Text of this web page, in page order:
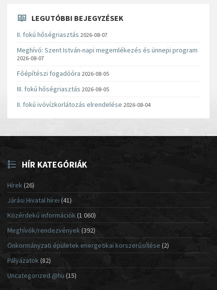
LEGUTÓBBI BEJEGYZÉSEK
II. fokú hőségriasztás 2026-08-07
Meghívó: Szent István-napi megemlékezés és ünnepi program
2026-08-07
Főépítészi fogadóóra 2026-08-05
III. fokú hőségriasztás 2026-08-05
II. fokú ivóvízkorlátozás elrendelése 2026-08-04
HÍR KATEGÓRIÁK
Hírek(26)
Járási Hivatal hírei (41)
Közérdekű információk(1 060)
Meghívók/rendezvények (392)
Önkormányzati épületek energetikai korszerűsítése (2)
Pályázatok (82)
Uncategorized @hu (15)